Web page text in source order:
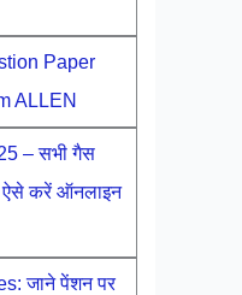
Paper
ALLEN
– सभी गैस
ऐसे करें ऑनलाइन
जाने पेंशन पर